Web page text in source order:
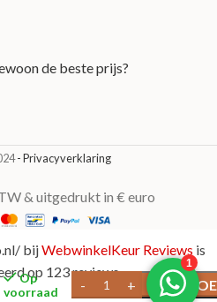
de beste prijs?
- Privacyverklaring
& uitgedrukt in € euro
Op
voorraad
bijWebwinkelKeur Reviews is
op 123 reviews.